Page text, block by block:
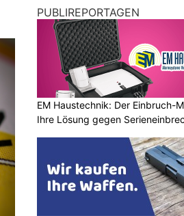
PUBLIREPORTAGEN
EM Haustechnik: Der Einbruch-
Ihre Lösung gegen